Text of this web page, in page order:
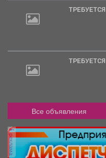
Все объявления
реклама